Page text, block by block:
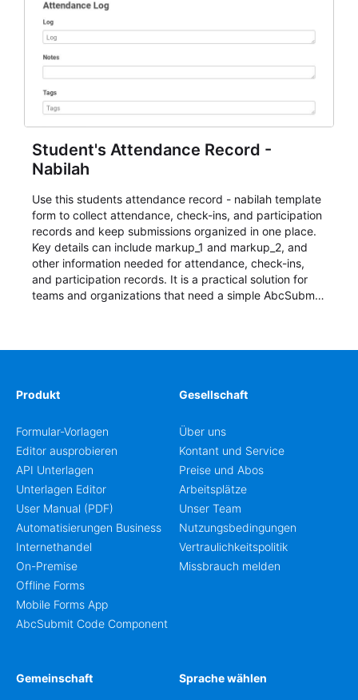
Student's Attendance Record -
Nabilah
Use this students attendance record - nabilah template
form to collect attendance, check-ins, and participation
records and keep submissions organized in one place.
Key details can include markup_1 and markup_2, and
other information needed for attendance, check-ins,
and participation records. It is a practical solution for
teams and organizations that need a simple AbcSubmit
Produkt
Formular-Vorlagen
Editor ausprobieren
API Unterlagen
Unterlagen Editor
User Manual (PDF)
Automatisierungen Business
Internethandel
On-Premise
Offline Forms
Mobile Forms App
AbcSubmit Code Component
Gesellschaft
Über uns
Kontant und Service
Preise und Abos
Arbeitsplätze
Unser Team
Nutzungsbedingungen
Vertraulichkeitspolitik
Missbrauch melden
Gemeinschaft Sprache wählen